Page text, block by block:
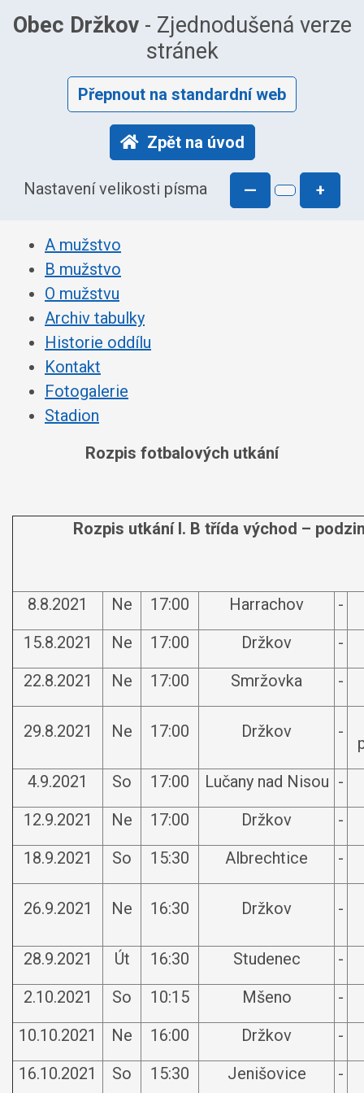
Obec Držkov- Zjednodušená verze
stránek
Přepnout na standardní web
Zpět na úvod
Nastavení velikosti písma — +
A mužstvo
B mužstvo
O mužstvu
Archiv tabulky
Historie oddílu
Kontakt
Fotogalerie
Stadion
Rozpis fotbalových utkání
Rozpis utkání I. B třída východ –
8.8.2021 Ne 17:00 Harrachov
-
15.8.2021
Ne 17:00 Držkov
-
22.8.2021
Ne 17:00 Smržovka -
29.8.2021 Ne 17:00 Držkov -
4.9.2021
So 17:00 Lučany nad Nisou -
12.9.2021
Ne 17:00 Držkov
-
18.9.2021
So 15:30 Albrechtice -
26.9.2021 Ne 16:30 Držkov -
28.9.2021 Út 16:30 Studenec
-
2.10.2021
So 10:15 Mšeno
-
10.10.2021
Ne 16:00 Držkov
-
16.10.2021
So 15:30 Jenišovice -